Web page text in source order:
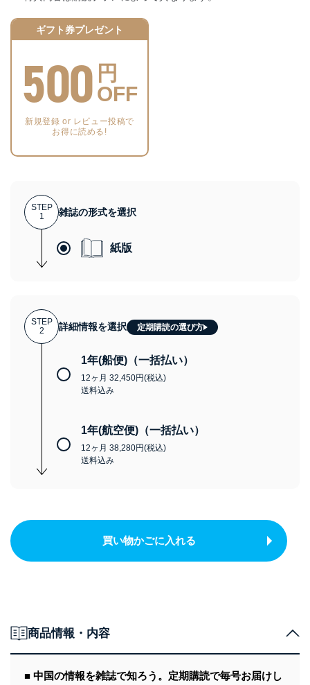
ギフト券プレゼント
500 円
OFF
新規登録 or レビュー投稿で
お得に読める!
STEP
1
雑誌の形式を選択
紙版
STEP
2
詳細情報を選択 定期購読の選び方
1年(船便)（一括払い）
12ヶ月 32,450円(税込)
送料込み
1年(航空便)（一括払い）
12ヶ月 38,280円(税込)
送料込み
買い物かごに入れる
商品情報・内容
■ 中国の情報を雑誌で知ろう。定期購読で毎号お届けし